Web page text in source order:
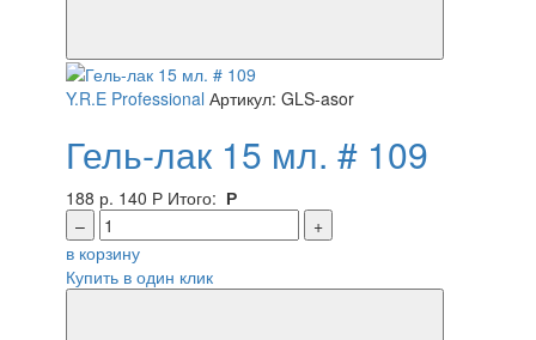
Y.R.E Professional Артикул: GLS-asor
Гель-лак 15 мл. # 109
188 р. 140 Р Итого: Р
–
+
в корзину
Купить в один клик